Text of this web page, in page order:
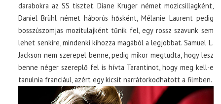
darabokra az SS tisztet. Diane Kruger német mozicsillagként,
Daniel Brühl német háborús hősként, Mélanie Laurent pedig
bosszúszomjas mozitulajként tűnik fel, egy rossz szavunk sem
lehet senkire, mindenki kihozza magából a legjobbat. Samuel L.
Jackson nem szerepel benne, pedig mikor megtudta, hogy lesz
benne néger szereplő fel is hívta Tarantinot, hogy meg kell-e
tanulnia franciául, azért egy kicsit narrátorkodhatott a filmben.